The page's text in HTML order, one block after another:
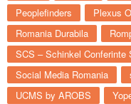
Peoplefinders
Plexus
Romania Durabila
SCS – Schinkel Conferinte
Social Media Romania
UCMS by AROBS